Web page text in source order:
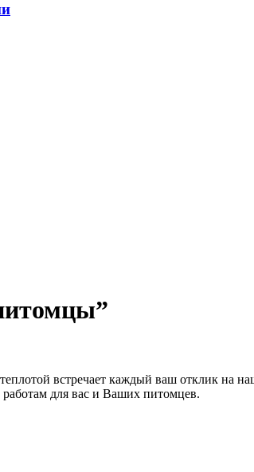
встречает каждый ваш отклик на
работам для вас и Ваших питомцев.